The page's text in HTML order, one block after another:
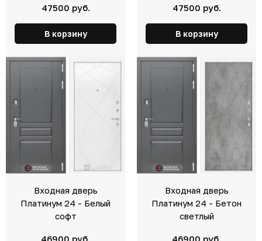
47500 руб.
В корзину
47500 руб.
В корзину
Входная дверь
Платинум 24 - Белый
софт
46900 руб.
Входная дверь
Платинум 24 - Бетон
светлый
46900 руб.